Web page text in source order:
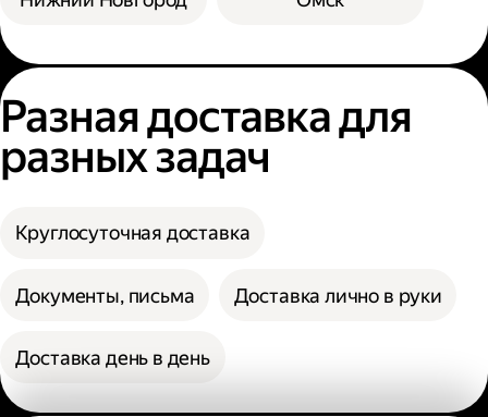
Разная доставка для
разных задач
Круглосуточная доставка
Документы, письма Доставка лично в руки
Доставка день в день